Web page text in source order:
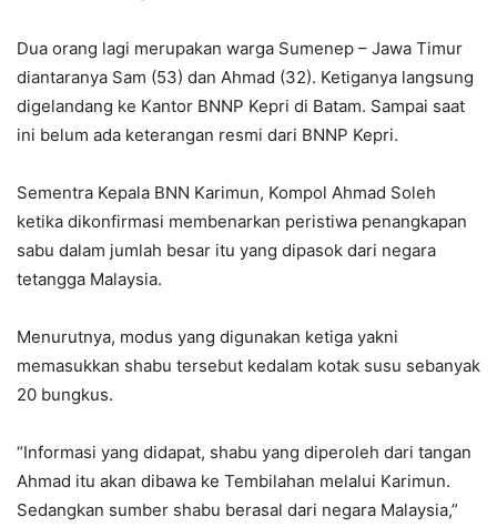
Dua orang lagi merupakan warga Sumenep – Jawa Timur
diantaranya Sam (53) dan Ahmad (32). Ketiganya langsung
digelandang ke Kantor BNNP Kepri di Batam. Sampai saat
ini belum ada keterangan resmi dari BNNP Kepri.
Sementra Kepala BNN Karimun, Kompol Ahmad Soleh
ketika dikonfirmasi membenarkan peristiwa penangkapan
sabu dalam jumlah besar itu yang dipasok dari negara
tetangga Malaysia.
Menurutnya, modus yang digunakan ketiga yakni
memasukkan shabu tersebut kedalam kotak susu sebanyak
20 bungkus.
“Informasi yang didapat, shabu yang diperoleh dari tangan
Ahmad itu akan dibawa ke Tembilahan melalui Karimun.
Sedangkan sumber shabu berasal dari negara Malaysia,”